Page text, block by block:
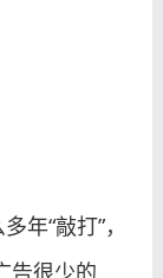
年“敲打”，
告很少的